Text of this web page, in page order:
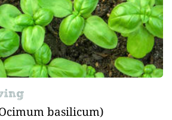
basilicum)